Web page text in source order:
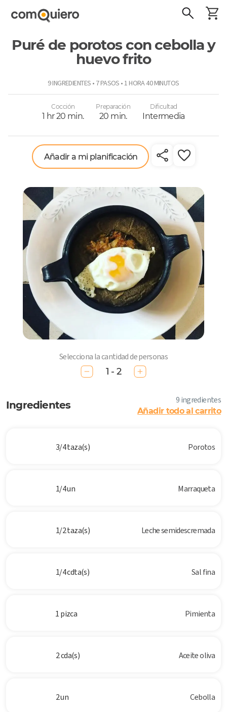
Puré de porotos con cebolla y
huevo frito
9 INGREDIENTES • 7 PASOS • 1 HORA 40 MINUTOS
Cocción
1 hr 20 min.
Preparación
20 min.
Dificultad
Intermedia
Añadir a mi planificación
Selecciona la cantidad de personas
1 - 2
Ingredientes 9 ingredientes
Añadir todo al carrito
3/4 taza(s) Porotos
1/4 un Marraqueta
1/2 taza(s) Leche semidescremada
1/4 cdta(s) Sal fina
1 pizca Pimienta
2 cda(s) Aceite oliva
2 un Cebolla